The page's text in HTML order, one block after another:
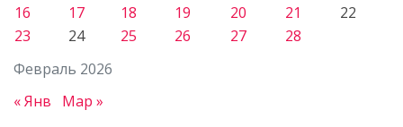
Февраль 2026
16 17 18 19 20 21
22
23
24 25 26 27 28
« Янв Мар »